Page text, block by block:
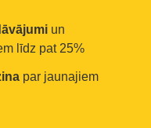
un
līdz pat 25%
par jaunajiem